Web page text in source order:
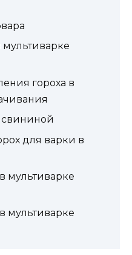
мультиварке
гороха в
свининой
для варки в
мультиварке
мультиварке